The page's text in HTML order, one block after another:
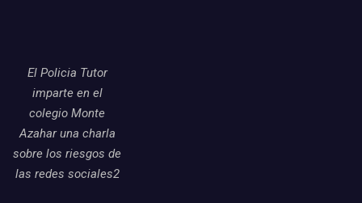
El Policia Tutor
imparte en el
colegio Monte
Azahar una charla
sobre los riesgos de
las redes sociales2